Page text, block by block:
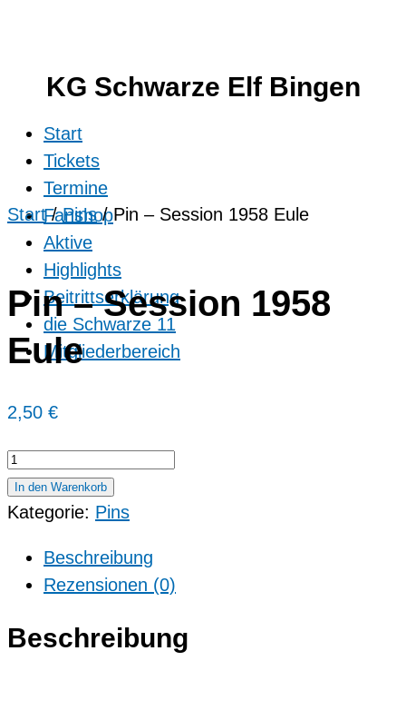
KG Schwarze Elf Bingen
Start
Tickets
Termine
Fanshop
Aktive
Highlights
Beitrittserklärung
die Schwarze 11
Mitgliederbereich
Start/Pins/ Pin – Session 1958 Eule
Pin – Session 1958
Eule
2,50 €
Pin
-
Session
Eule
Menge
In den Warenkorb
Kategorie: Pins
Beschreibung
Rezensionen (0)
Beschreibung